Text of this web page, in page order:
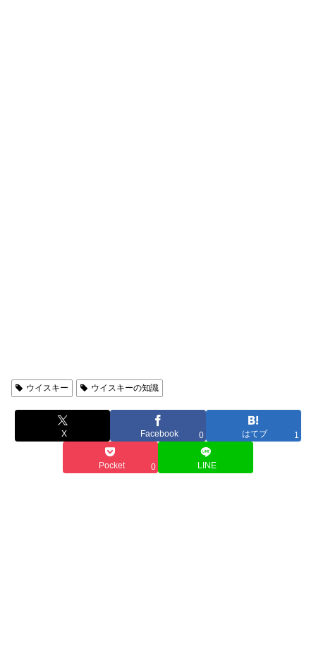
ウイスキー ウイスキーの知識
X Facebook 0 はてブ 1
Pocket 0 LINE